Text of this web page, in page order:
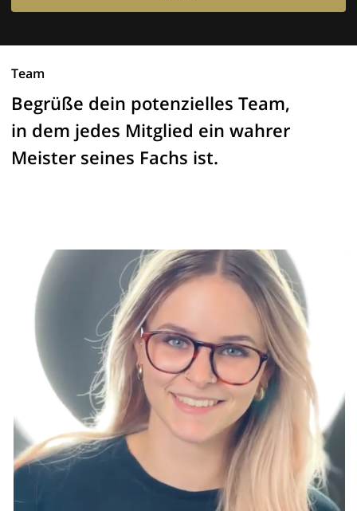
Team
Begrüße dein potenzielles Team,
in dem jedes Mitglied ein wahrer
Meister seines Fachs ist.